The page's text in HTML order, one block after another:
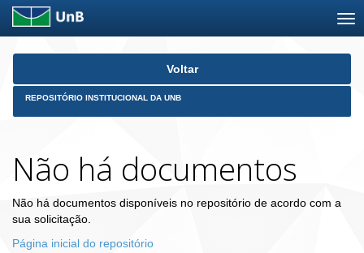
Skip
Voltar
REPOSITÓRIO INSTITUCIONAL DA UNB
Não há documentos
Não há documentos disponíveis no repositório de acordo com a
sua solicitação.
Página inicial do repositório